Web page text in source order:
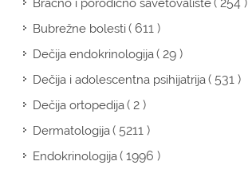
Bračno i porodično savetovalište
Bubrežne bolesti( 611 )
Dečija endokrinologija( 29 )
Dečija i adolescentna psihijatrija( 531 )
Dečija ortopedija( 2 )
Dermatologija( 5211 )
Endokrinologija( 1996 )